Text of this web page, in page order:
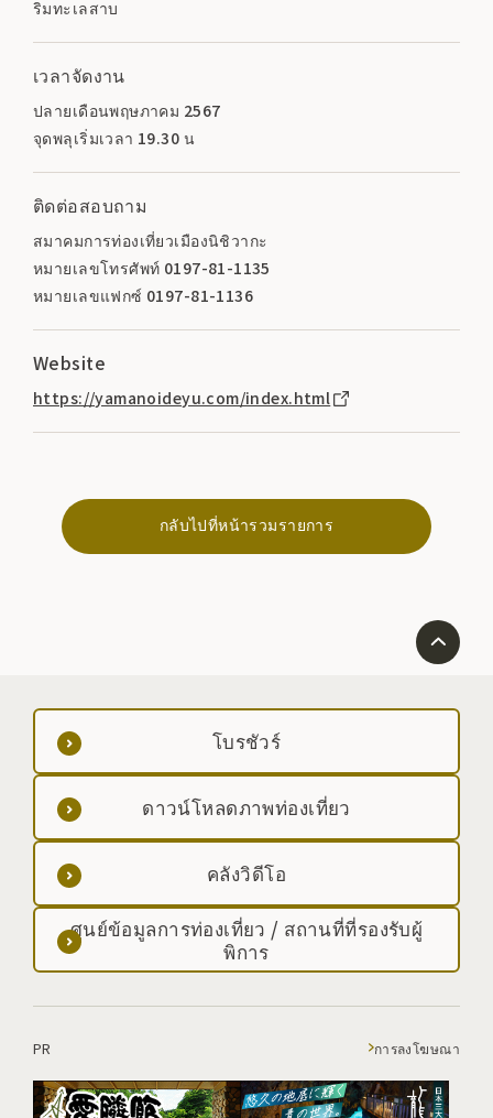
ริมทะเลสาบ
เวลาจัดงาน
ปลายเดือนพฤษภาคม 2567
จุดพลุเริ่มเวลา 19.30 น
ติดต่อสอบถาม
สมาคมการท่องเที่ยวเมืองนิชิวากะ
หมายเลขโทรศัพท์ 0197-81-1135
หมายเลขแฟกซ์ 0197-81-1136
Website
https://yamanoideyu.com/index.html
กลับไปที่หน้ารวมรายการ
โบรชัวร์
ดาวน์โหลดภาพท่องเที่ยว
คลังวิดีโอ
ศูนย์ข้อมูลการท่องเที่ยว / สถานที่ที่รองรับผู้
พิการ
PR การลงโฆษณา